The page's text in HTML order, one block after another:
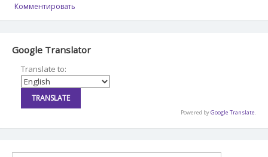
Комментировать
Google Translator
Translate to:
Powered byGoogle Translate.